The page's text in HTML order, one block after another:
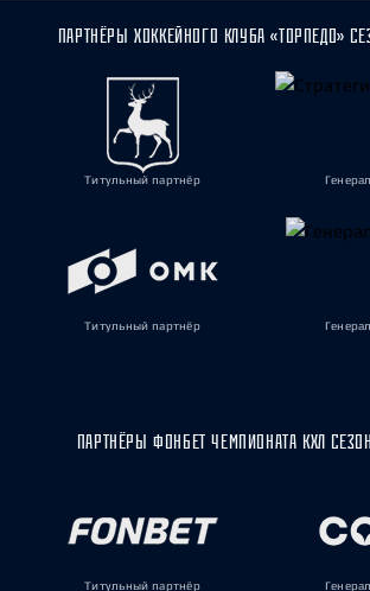
ПАРТНЁРЫ ХОККЕЙНОГО КЛУБА «ТОРПЕДО»
Титульный партнёр
Титульный партнёр
ПАРТНЁРЫ ФОНБЕТ ЧЕМПИОНАТА КХЛ
Титульный партнёр